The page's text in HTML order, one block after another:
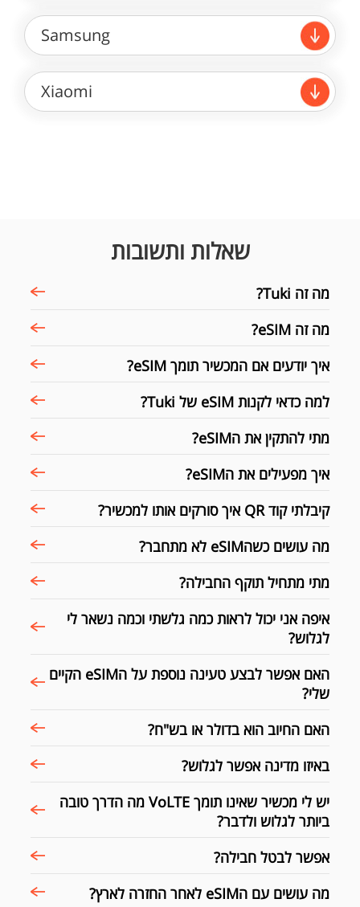
Samsung
Xiaomi
שאלות ותשובות
מה זה Tuki?
מה זה eSIM?
איך יודעים אם המכשיר תומך eSIM?
למה כדאי לקנות eSIM של Tuki?
מתי להתקין את הeSIM?
איך מפעילים את הeSIM?
קיבלתי קוד QR איך סורקים אותו למכשיר?
מה עושים כשהeSIM לא מתחבר?
מתי מתחיל תוקף החבילה?
איפה אני יכול לראות כמה גלשתי וכמה נשאר לי
לגלוש?
האם אפשר לבצע טעינה נוספת על הeSIM הקיים
שלי?
האם החיוב הוא בדולר או בש"ח?
באיזו מדינה אפשר לגלוש?
יש לי מכשיר שאינו תומך VoLTE מה הדרך טובה
ביותר לגלוש ולדבר?
אפשר לבטל חבילה?
מה עושים עם הeSIM לאחר החזרה לארץ?